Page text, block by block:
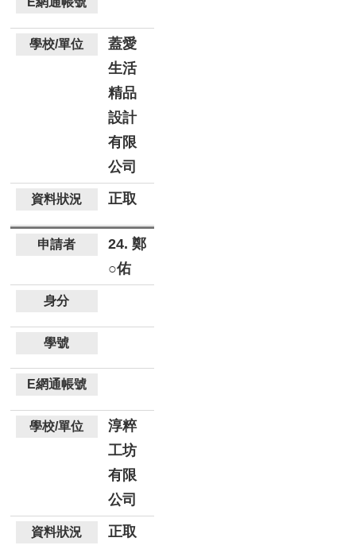
蓋愛
生活
精品
設計
有限
公司
正取
24. 鄭
○佑
淳粹
工坊
有限
公司
正取